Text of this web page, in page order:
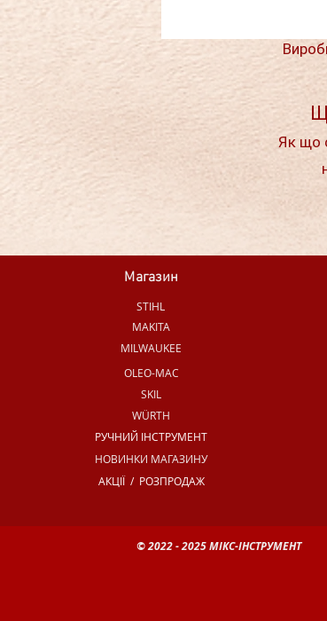
Як що
Магазин
STIHL
MAKITA
MILWAUKEE
OLEO-MAC
SKIL
WÜRTH
РУЧНИЙ ІНСТРУМЕНТ
НОВИНКИ МАГАЗИНУ
АКЦІЇ / РОЗПРОДАЖ
© 2022 - 2025 МІКС-ІНСТРУМЕНТ